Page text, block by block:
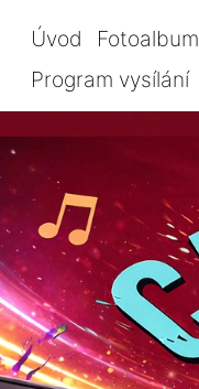
Úvod Fotoalbum
Program vysílání